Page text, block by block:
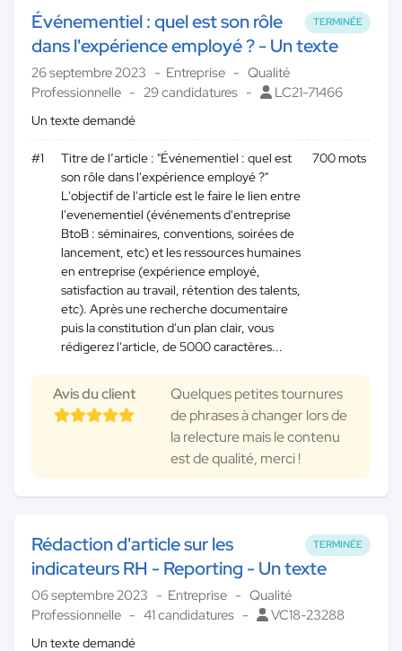
TERMINÉE
Événementiel : quel est son rôle
dans l'expérience employé ? - Un texte
26 septembre 2023 Entreprise
Qualité
Professionnelle
29 candidatures LC21-71466
Un texte demandé
#1
Titre de l’article : "Événementiel : quel est
son rôle dans l'expérience employé ?"
L'objectif de l'article est le faire le lien entre
l'evenementiel (événements d'entreprise
BtoB : séminaires, conventions, soirées de
lancement, etc) et les ressources humaines
en entreprise (expérience employé,
satisfaction au travail, rétention des talents,
etc). Après une recherche documentaire
puis la constitution d'un plan clair, vous
rédigerez l'article, de 5000 caractères...
700 mots
Avis du client
Quelques petites tournures
de phrases à changer lors de
la relecture mais le contenu
est de qualité, merci !
TERMINÉE
Rédaction d'article sur les
indicateurs RH - Reporting - Un texte
06 septembre 2023 Entreprise
Qualité
Professionnelle
41 candidatures VC18-23288
Un texte demandé